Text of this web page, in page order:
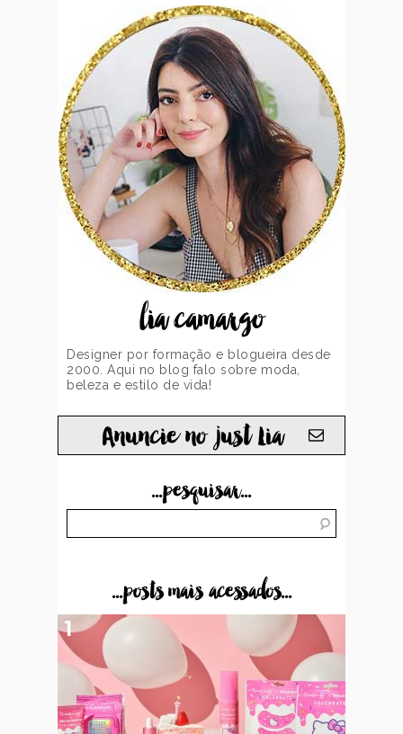
lia camargo
Designer por formação e blogueira desde
2000. Aqui no blog falo sobre moda,
beleza e estilo de vida!
Anuncie no just Lia
...pesquisar...
...posts mais acessados...
1